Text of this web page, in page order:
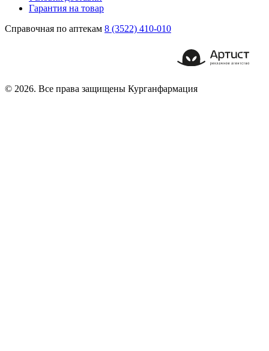
Гарантия на товар
Справочная по аптекам 8 (3522) 410-010
© 2026. Все права защищены Курганфармация